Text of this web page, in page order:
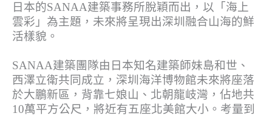
日本的SANAA建築事務所脫穎而出，以「海上
雲彩」為主題，未來將呈現出深圳融合山海的鮮
活樣貌。
SANAA建築團隊由日本知名建築師妹島和世、
西澤立衛共同成立，深圳海洋博物館未來將座落
於大鵬新區，背靠七娘山、北朝龍岐灣，佔地共
10萬平方公尺，將近有五座北美館大小。考量到